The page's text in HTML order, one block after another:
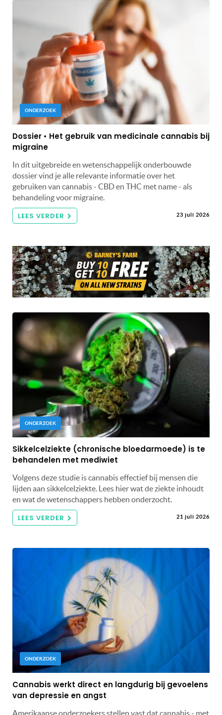
ONDERZOEK
Dossier • Het gebruik van medicinale cannabis bij
migraine
In dit uitgebreide en wetenschappelijk onderbouwde
dossier vind je alle relevante informatie over het
gebruiken van cannabis - CBD en THC met name - als
behandeling voor migraine.
LEES VERDER 23 juli 2026
ONDERZOEK
Sikkelcelziekte (chronische bloedarmoede) is te
behandelen met mediwiet
Volgens deze studie is cannabis effectief bij mensen die
lijden aan sikkelcelziekte. Lees hier wat de ziekte inhoudt
en wat de wetenschappers hebben onderzocht.
LEES VERDER 21 juli 2026
ONDERZOEK
Cannabis werkt direct en langdurig bij gevoelens
van depressie en angst
Amerikaanse onderzoekers stellen vast dat cannabis - met